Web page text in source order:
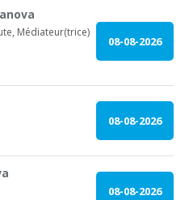
Médiateur(trice)
08-08-2026
08-08-2026
08-08-2026